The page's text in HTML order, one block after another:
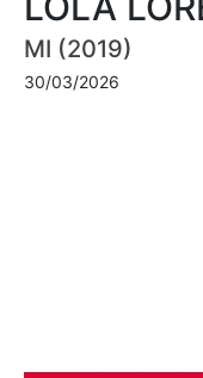
MI (2019)
30/03/2026